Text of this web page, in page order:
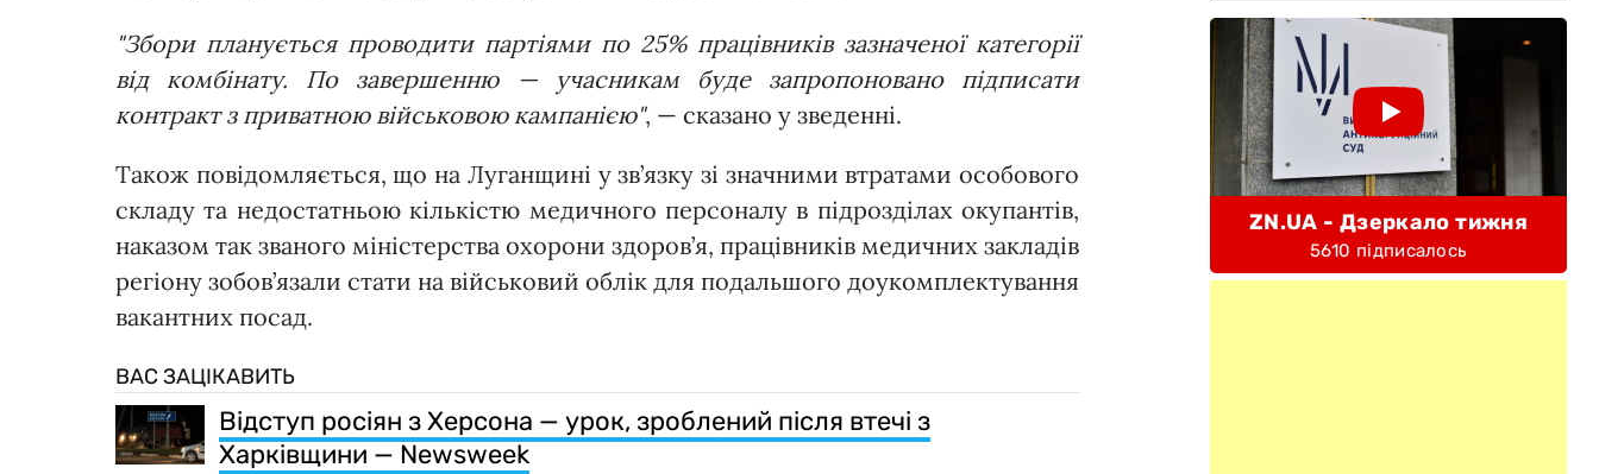
"Збори планується проводити партіями по 25% працівників зазначеної категорії
від комбінату. По завершенню — учасникам буде запропоновано підписати
контракт з приватною військовою кампанією", — сказано у зведенні.
Також повідомляється, що на Луганщині у зв’язку зі значними втратами особового
складу та недостатньою кількістю медичного персоналу в підрозділах окупантів,
наказом так званого міністерства охорони здоров’я, працівників медичних закладів
регіону зобов’язали стати на військовий облік для подальшого доукомплектування
вакантних посад.
ВАС ЗАЦІКАВИТЬ
Відступ росіян з Херсона — урок, зроблений після втечі з
Харківщини — Newsweek
ZN.UA - Дзеркало тижня
5610 підписалось